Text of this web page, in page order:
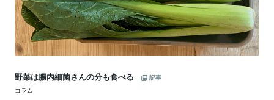
野菜は腸内細菌さんの分も食べる
記事
コラム